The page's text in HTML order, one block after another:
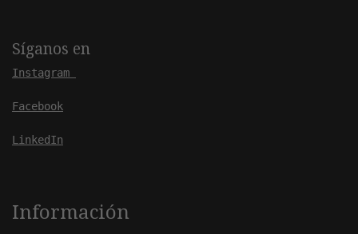
Síganos en
Instagram
Facebook
LinkedIn
Información